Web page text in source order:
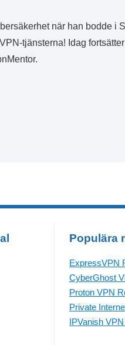
när han bodde i
tjänsterna! Idag
Populära
ExpressVPN
CyberGhost
Proton VPN
Private
IPVanish